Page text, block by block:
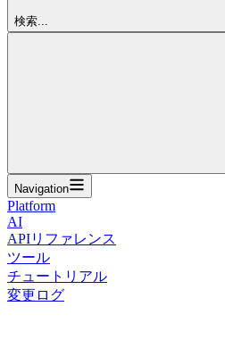
検索...
Navigation
Platform
AI
APIリファレンス
ツール
チュートリアル
変更ログ